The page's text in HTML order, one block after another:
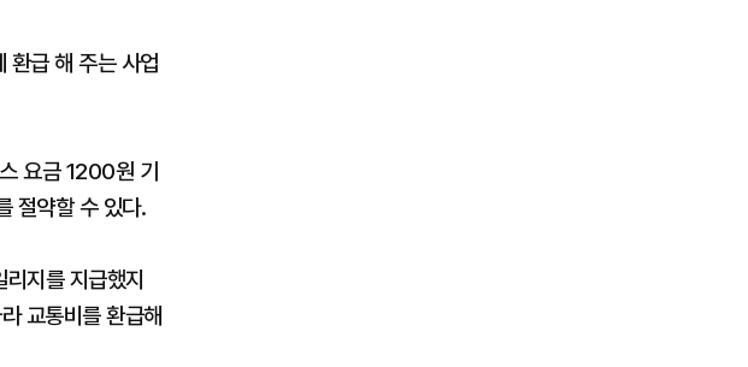
환급 해 주는 사업
요금 1200원 기
절약할 수 있다.
지를 지급했지
교통비를 환급해